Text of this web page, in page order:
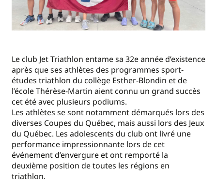
Le club Jet Triathlon entame sa 32e année d’existence
après que ses athlètes des programmes sport-
études triathlon du collège Esther-Blondin et de
l’école Thérèse-Martin aient connu un grand succès
cet été avec plusieurs podiums.
Les athlètes se sont notamment démarqués lors des
diverses Coupes du Québec, mais aussi lors des Jeux
du Québec. Les adolescents du club ont livré une
performance impressionnante lors de cet
événement d’envergure et ont remporté la
deuxième position de toutes les régions en
triathlon.